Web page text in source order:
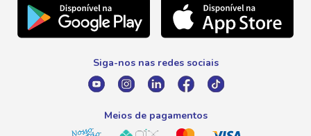
Promoção Fim de Ano
Telefone
0800 016 6680
atendimento@savegnago.com.br
Siga-nos nas redes sociais
Meios de pagamentos